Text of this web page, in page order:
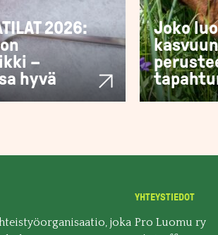
2026:
–
hyvä
Joko
joka
YHTEYSTIEDOT
Pro Luomu ry